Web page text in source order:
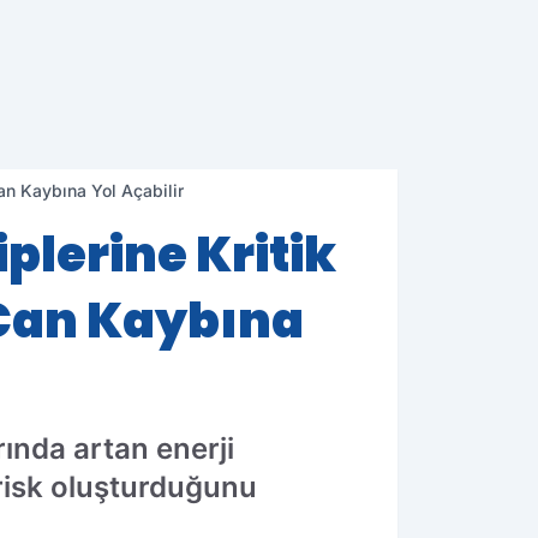
Kaybına Yol Açabilir
Kritik
Kaybına
artan enerji
oluşturduğunu